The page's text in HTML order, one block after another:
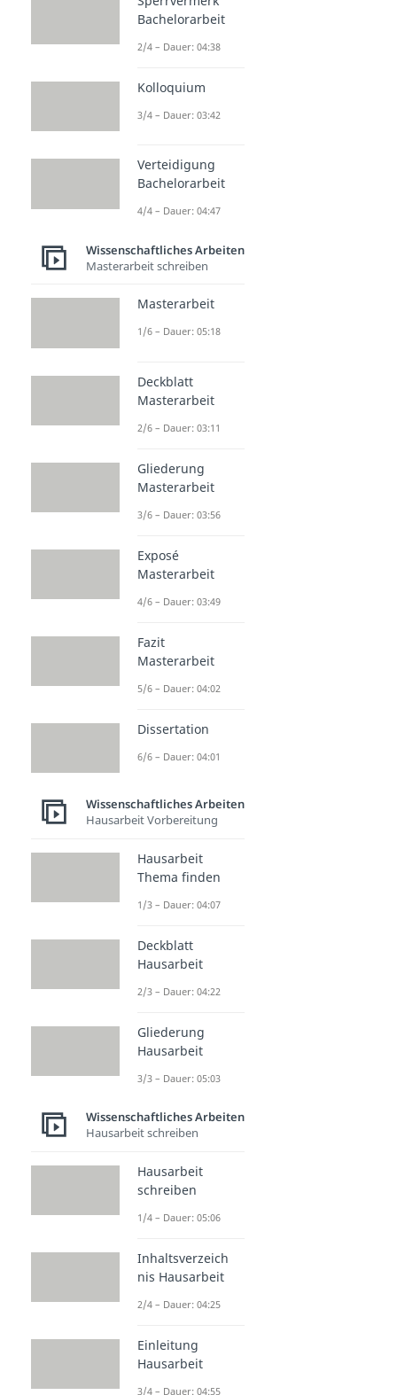
Bachelorarbeit
2/4 – Dauer: 04:38
Kolloquium
3/4 – Dauer: 03:42
Verteidigung
Bachelorarbeit
4/4 – Dauer: 04:47
Wissenschaftliches Arbeiten
Masterarbeit schreiben
Masterarbeit
1/6 – Dauer: 05:18
Deckblatt
Masterarbeit
2/6 – Dauer: 03:11
Gliederung
Masterarbeit
3/6 – Dauer: 03:56
Exposé
Masterarbeit
4/6 – Dauer: 03:49
Fazit
Masterarbeit
5/6 – Dauer: 04:02
Dissertation
6/6 – Dauer: 04:01
Wissenschaftliches Arbeiten
Hausarbeit Vorbereitung
Hausarbeit
Thema finden
1/3 – Dauer: 04:07
Deckblatt
Hausarbeit
2/3 – Dauer: 04:22
Gliederung
Hausarbeit
3/3 – Dauer: 05:03
Wissenschaftliches Arbeiten
Hausarbeit schreiben
Hausarbeit
schreiben
1/4 – Dauer: 05:06
Inhaltsverzeich
nis Hausarbeit
2/4 – Dauer: 04:25
Einleitung
Hausarbeit
3/4 – Dauer: 04:55